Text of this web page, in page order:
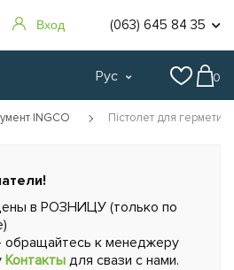
Вход (063) 645 84 35
Рус 0
INGCO Пістолет для
в РОЗНИЦУ (только по
обращайтесь к менеджеру
Контакты для свази с нами.